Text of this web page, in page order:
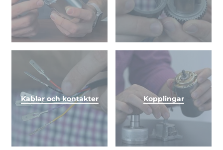
Kablar och kontakter Kopplingar